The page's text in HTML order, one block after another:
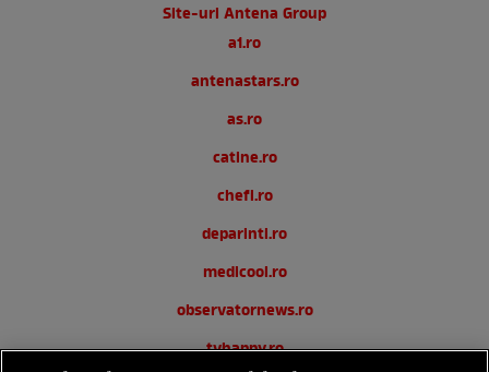
Site-uri Antena Group
a1.ro
antenastars.ro
as.ro
catine.ro
chefi.ro
deparinti.ro
medicool.ro
observatornews.ro
tvhappy.ro